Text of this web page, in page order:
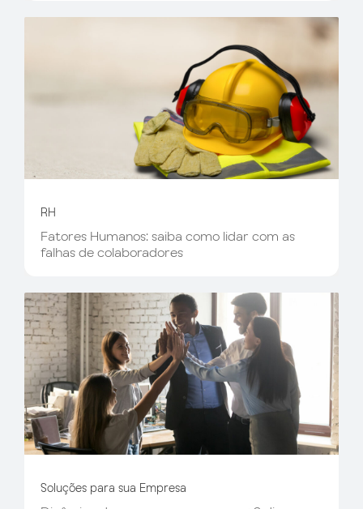
RH
Fatores Humanos: saiba como lidar com as
falhas de colaboradores
Soluções para sua Empresa